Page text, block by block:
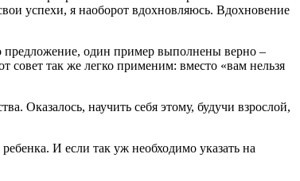
успехи, я наоборот вдохновляюсь. Вдохновение
один пример выполнены верно –
совет так же легко применим: вместо «вам нельзя
Оказалось, научить себя этому, будучи взрослой,
И если так уж необходимо указать на